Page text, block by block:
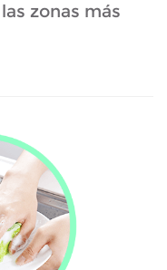
zonas más